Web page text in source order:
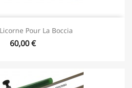
Pour La Boccia
60,00 €